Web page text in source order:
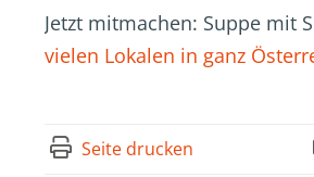
Jetzt mitmachen: Suppe mit
vielen Lokalen in ganz
Seite drucken